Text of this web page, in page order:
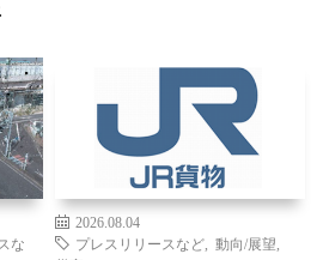
な
2026.08.04
プレスリリースなど
動向/展望